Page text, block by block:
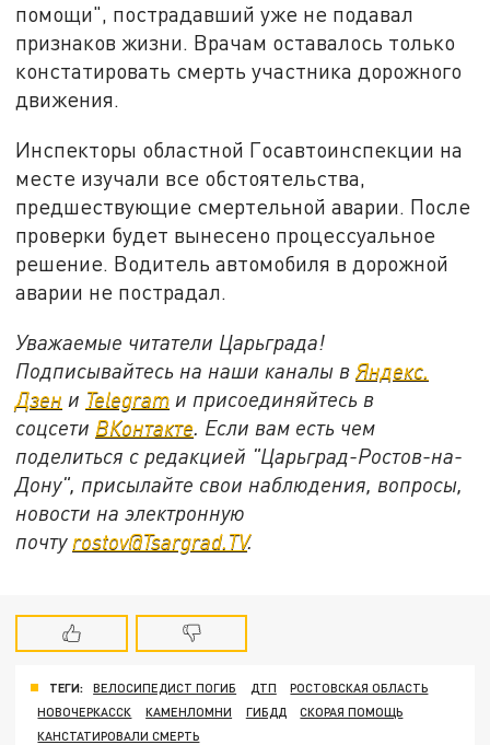
помощи", пострадавший уже не подавал
признаков жизни. Врачам оставалось только
констатировать смерть участника дорожного
движения.
Инспекторы областной Госавтоинспекции на
месте изучали все обстоятельства,
предшествующие смертельной аварии. После
проверки будет вынесено процессуальное
решение. Водитель автомобиля в дорожной
аварии не пострадал.
Уважаемые читатели Царьграда!
Подписывайтесь на наши каналы в Яндекс.
Дзен и Telegram и присоединяйтесь в
соцсети ВКонтакте . Если вам есть чем
поделиться с редакцией "Царьград-Ростов-на-
Дону", присылайте свои наблюдения, вопросы,
новости на электронную
почту rostov@Tsargrad.ТV.
ТЕГИ: ВЕЛОСИПЕДИСТ ПОГИБ ДТП
РОСТОВСКАЯ ОБЛАСТЬ
НОВОЧЕРКАССК
КАМЕНЛОМНИ ГИБДД
СКОРАЯ ПОМОЩЬ
КАНСТАТИРОВАЛИ СМЕРТЬ